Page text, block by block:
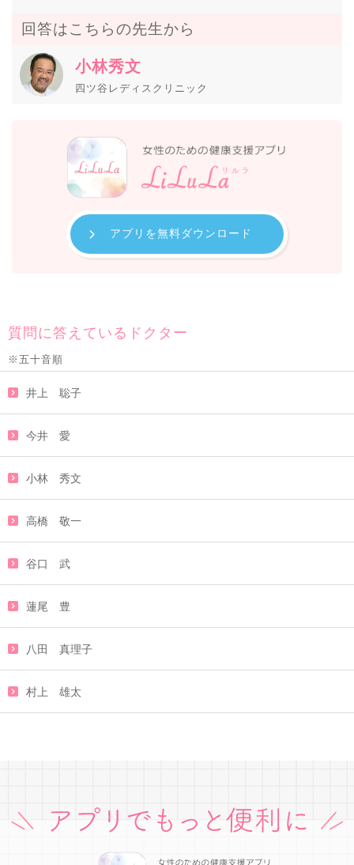
回答はこちらの先生から
小林秀文
四ツ谷レディスクリニック
アプリを無料ダウンロード
質問に答えているドクター
※五十音順
井上 聡子
今井 愛
小林 秀文
高橋 敬一
谷口 武
蓮尾 豊
八田 真理子
村上 雄太